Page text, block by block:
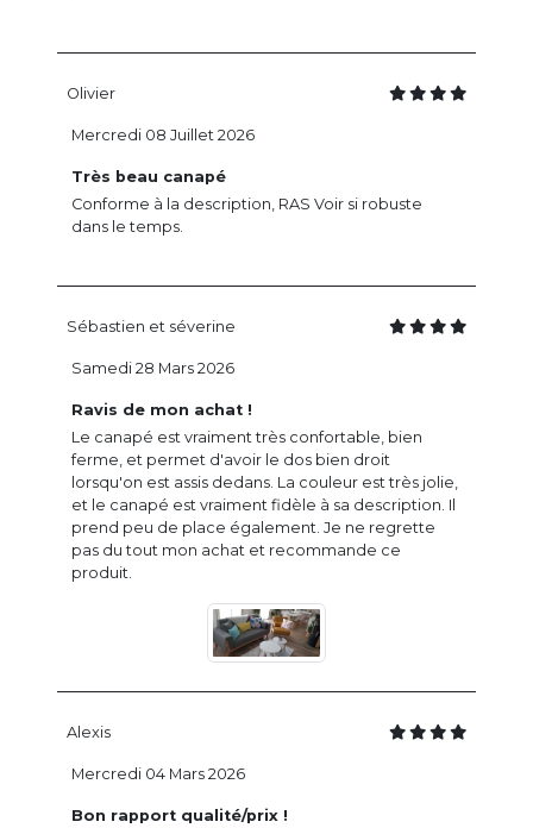
Olivier
Très beau canapé
Conforme à la description, RAS Voir si robuste
dans le temps.
Mercredi 08 Juillet 2026
Sébastien et séverine
Ravis de mon achat !
Le canapé est vraiment très confortable, bien
ferme, et permet d'avoir le dos bien droit
lorsqu'on est assis dedans. La couleur est très jolie,
et le canapé est vraiment fidèle à sa description. Il
prend peu de place également. Je ne regrette
pas du tout mon achat et recommande ce
produit.
Samedi 28 Mars 2026
Alexis
Bon rapport qualité/prix !
Mercredi 04 Mars 2026